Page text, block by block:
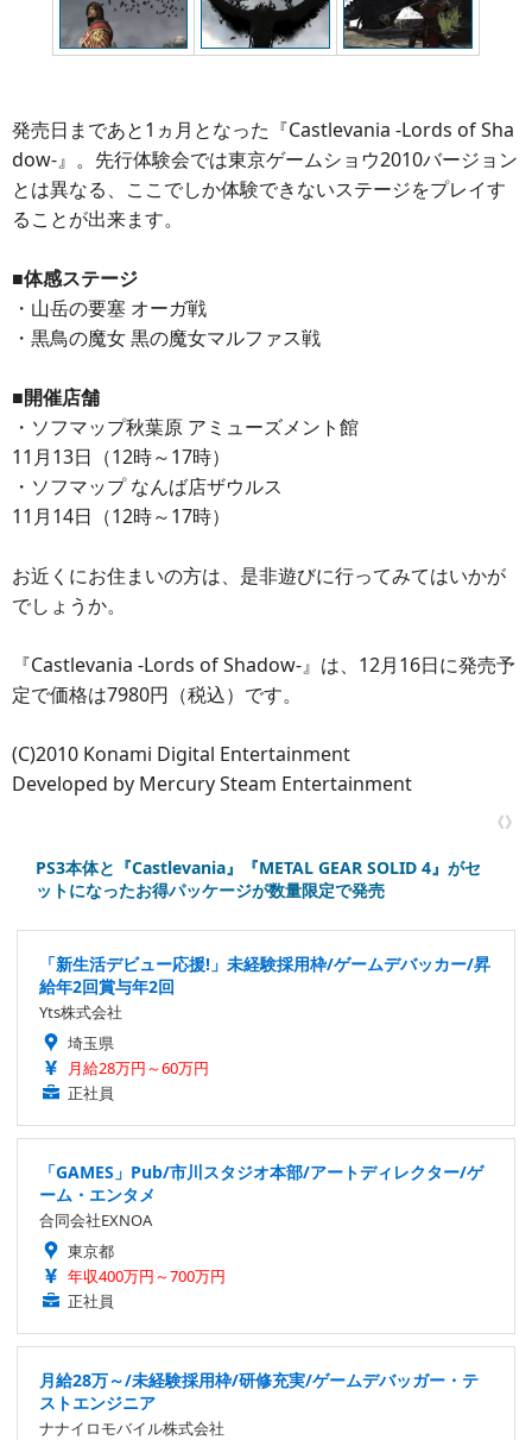
発売日まであと1ヵ月となった『Castlevania -Lords of Sha
dow-』。先行体験会では東京ゲームショウ2010バージョン
とは異なる、ここでしか体験できないステージをプレイす
ることが出来ます。
■体感ステージ
・山岳の要塞 オーガ戦
・黒鳥の魔女 黒の魔女マルファス戦
■開催店舗
・ソフマップ秋葉原 アミューズメント館
11月13日（12時～17時）
・ソフマップ なんば店ザウルス
11月14日（12時～17時）
お近くにお住まいの方は、是非遊びに行ってみてはいかが
でしょうか。
『Castlevania -Lords of Shadow-』は、12月16日に発売予
定で価格は7980円（税込）です。
(C)2010 Konami Digital Entertainment
Developed by Mercury Steam Entertainment
《》
PS3本体と『Castlevania』『METAL GEAR SOLID 4』がセ
ットになったお得パッケージが数量限定で発売
「新生活デビュー応援!」未経験採用枠/ゲームデバッカー/昇
給年2回賞与年2回
Yts株式会社
埼玉県
月給28万円～60万円
正社員
「GAMES」Pub/市川スタジオ本部/アートディレクター/ゲ
ーム・エンタメ
合同会社EXNOA
東京都
年収400万円～700万円
正社員
月給28万～/未経験採用枠/研修充実/ゲームデバッガー・テ
ストエンジニア
ナナイロモバイル株式会社